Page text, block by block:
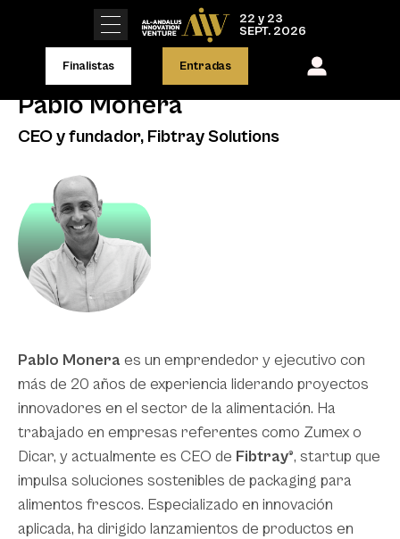
22 y 23
SEPT. 2026
Finalistas Entradas
Pablo Monera
CEO y fundador, Fibtray Solutions
Pablo Monera es un emprendedor y ejecutivo con
más de 20 años de experiencia liderando proyectos
innovadores en el sector de la alimentación. Ha
trabajado en empresas referentes como Zumex o
Dicar, y actualmente es CEO de Fibtray®, startup que
impulsa soluciones sostenibles de packaging para
alimentos frescos. Especializado en innovación
aplicada, ha dirigido lanzamientos de productos en